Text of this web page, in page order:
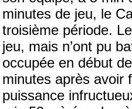
minutes de jeu, le
troisième période.
jeu, mais n’ont pu
occupée en début
minutes après avoir
puissance